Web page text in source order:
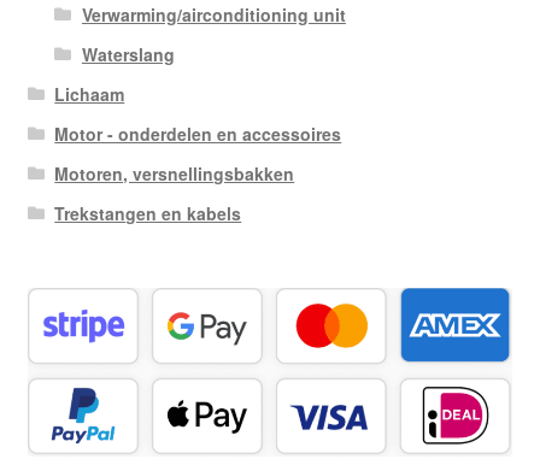
Verwarming/airconditioning unit
Waterslang
Lichaam
Motor - onderdelen en accessoires
Motoren, versnellingsbakken
Trekstangen en kabels